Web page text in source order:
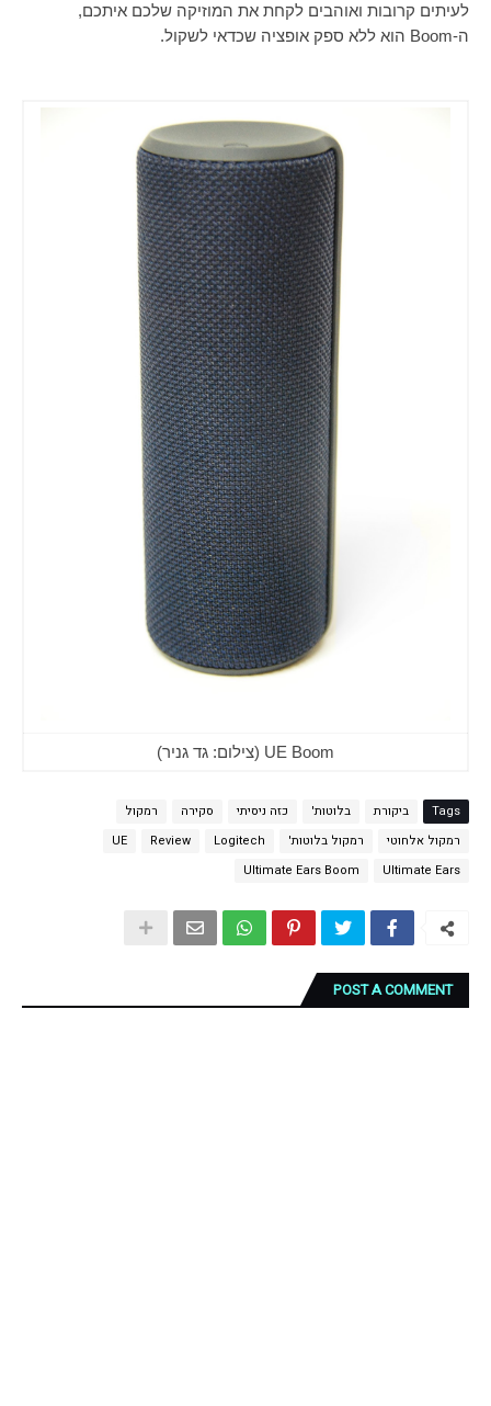
לעיתים קרובות ואוהבים לקחת את המוזיקה שלכם איתכם,
ה-Boom הוא ללא ספק אופציה שכדאי לשקול.
UE Boom (צילום: גד גניר)
Tags ביקורת בלוטות' כזה ניסיתי סקירה
רמקול
רמקול אלחוטי
רמקול בלוטות' Logitech
Review
UE
Ultimate Ears
Ultimate Ears Boom
POST A COMMENT